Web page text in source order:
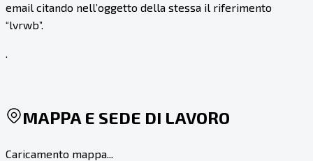
email citando nell’oggetto della stessa il riferimento
“lvrwb”.
.
MAPPA E SEDE DI LAVORO
Caricamento mappa...